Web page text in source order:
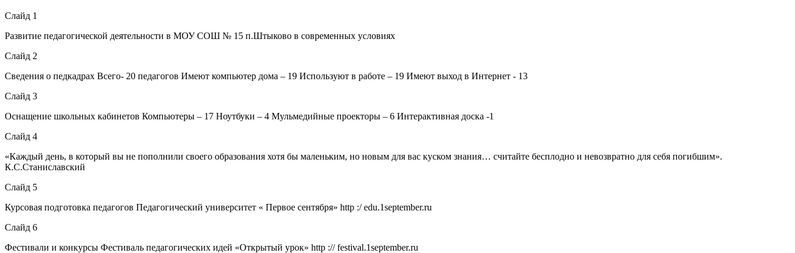
Слайд 1
Развитие педагогической деятельности в МОУ СОШ № 15 п.Штыково в современных условиях
Слайд 2
Сведения о педкадрах Всего- 20 педагогов Имеют компьютер дома – 19 Используют в работе – 19 Имеют выход в Интернет - 13
Слайд 3
Оснащение школьных кабинетов Компьютеры – 17 Ноутбуки – 4 Мульмедийные проекторы – 6 Интерактивная доска -1
Слайд 4
«Каждый день, в который вы не пополнили своего образования хотя бы маленьким, но новым для вас куском знания… считайте бесплодно и невозвратно для себя погибшим».
К.С.Станиславский
Слайд 5
Курсовая подготовка педагогов Педагогический университет « Первое сентября» http :/ edu.1september.ru
Слайд 6
Фестивали и конкурсы Фестиваль педагогических идей «Открытый урок» http :// festival.1september.ru